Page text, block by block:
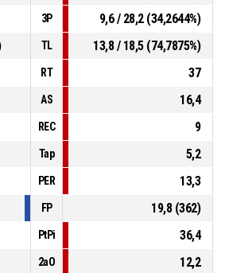
3P
9,6 / 28,2 (34,2644%)
TL
13,8 / 18,5 (74,7875%)
RT
37
AS
16,4
REC
9
Tap
5,2
PER
13,3
FP
19,8 (362)
PtPi
36,4
2aO
12,2